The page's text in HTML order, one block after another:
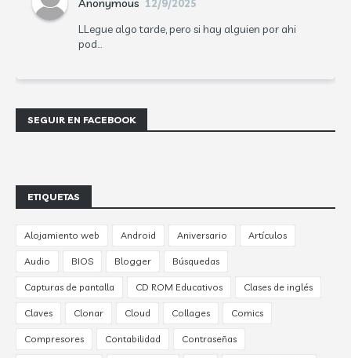
Anonymous 12/9/2025
LLegue algo tarde, pero si hay alguien por ahi
pod...
SEGUIR EN FACEBOOK
ETIQUETAS
Alojamiento web Android Aniversario Artículos
Audio BIOS Blogger Búsquedas
Capturas de pantalla CD ROM Educativos Clases de inglés
Claves Clonar Cloud Collages Comics
Compresores Contabilidad Contraseñas